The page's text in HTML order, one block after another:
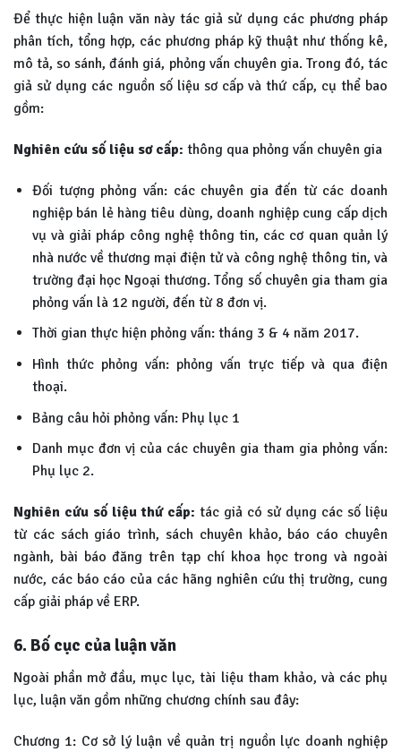
Để thực hiện luận văn này tác giả sử dụng các phương pháp
phân tích, tổng hợp, các phương pháp kỹ thuật như thống kê,
mô tả, so sánh, đánh giá, phỏng vấn chuyên gia. Trong đó, tác
giả sử dụng các nguồn số liệu sơ cấp và thứ cấp, cụ thể bao
gồm:
Nghiên cứu số liệu sơ cấp: thông qua phỏng vấn chuyên gia
Đối tượng phỏng vấn: các chuyên gia đến từ các doanh
nghiệp bán lẻ hàng tiêu dùng, doanh nghiệp cung cấp dịch
vụ và giải pháp công nghệ thông tin, các cơ quan quản lý
nhà nước về thương mại điện tử và công nghệ thông tin, và
trường đại học Ngoại thương. Tổng số chuyên gia tham gia
phỏng vấn là 12 người, đến từ 8 đơn vị.
Thời gian thực hiện phỏng vấn: tháng 3 & 4 năm 2017.
Hình thức phỏng vấn: phỏng vấn trực tiếp và qua điện
thoại.
Bảng câu hỏi phỏng vấn: Phụ lục 1
Danh mục đơn vị của các chuyên gia tham gia phỏng vấn:
Phụ lục 2.
Nghiên cứu số liệu thứ cấp: tác giả có sử dụng các số liệu
từ các sách giáo trình, sách chuyên khảo, báo cáo chuyên
ngành, bài báo đăng trên tạp chí khoa học trong và ngoài
nước, các báo cáo của các hãng nghiên cứu thị trường, cung
cấp giải pháp về ERP.
6. Bố cục của luận văn
Ngoài phần mở đầu, mục lục, tài liệu tham khảo, và các phụ
lục, luận văn gồm những chương chính sau đây:
Chương 1: Cơ sở lý luận về quản trị nguồn lực doanh nghiệp